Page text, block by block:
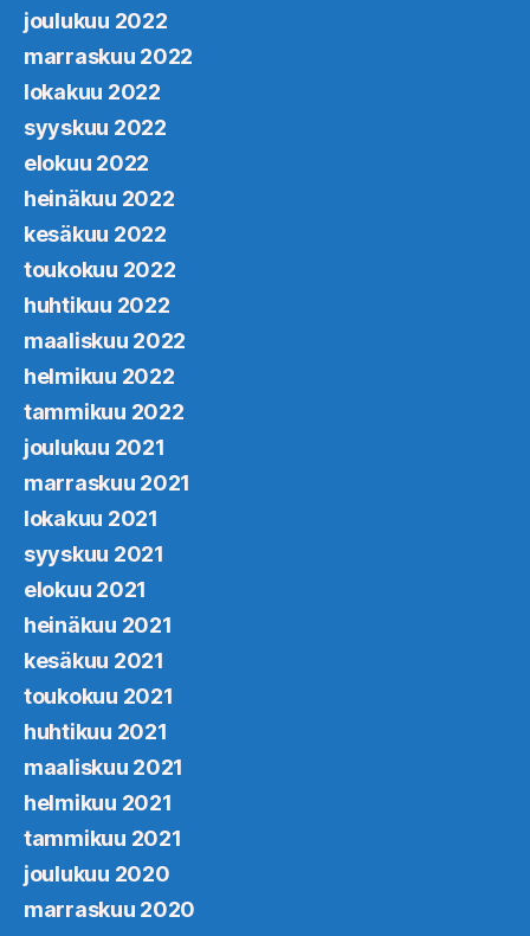
joulukuu 2022
marraskuu 2022
lokakuu 2022
syyskuu 2022
elokuu 2022
heinäkuu 2022
kesäkuu 2022
toukokuu 2022
huhtikuu 2022
maaliskuu 2022
helmikuu 2022
tammikuu 2022
joulukuu 2021
marraskuu 2021
lokakuu 2021
syyskuu 2021
elokuu 2021
heinäkuu 2021
kesäkuu 2021
toukokuu 2021
huhtikuu 2021
maaliskuu 2021
helmikuu 2021
tammikuu 2021
joulukuu 2020
marraskuu 2020